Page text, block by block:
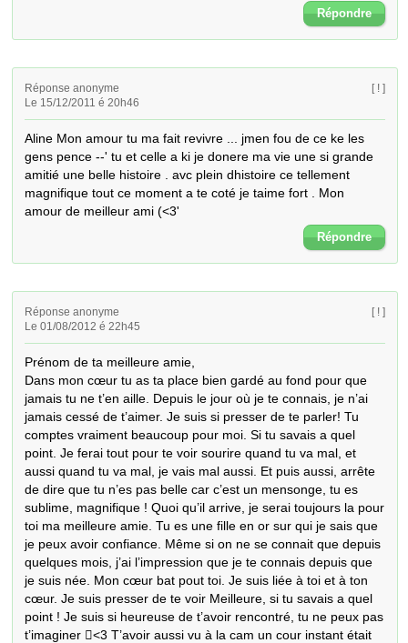
Répondre
Réponse anonyme
Le 15/12/2011 é 20h46
[ ! ]
Aline Mon amour tu ma fait revivre ... jmen fou de ce ke les
gens pence --' tu et celle a ki je donere ma vie une si grande
amitié une belle histoire . avc plein dhistoire ce tellement
magnifique tout ce moment a te coté je taime fort . Mon
amour de meilleur ami (<3'
Répondre
Réponse anonyme
Le 01/08/2012 é 22h45
[ ! ]
Prénom de ta meilleure amie,
Dans mon cœur tu as ta place bien gardé au fond pour que
jamais tu ne t’en aille. Depuis le jour où je te connais, je n’ai
jamais cessé de t’aimer. Je suis si presser de te parler! Tu
comptes vraiment beaucoup pour moi. Si tu savais a quel
point. Je ferai tout pour te voir sourire quand tu va mal, et
aussi quand tu va mal, je vais mal aussi. Et puis aussi, arrête
de dire que tu n’es pas belle car c’est un mensonge, tu es
sublime, magnifique ! Quoi qu’il arrive, je serai toujours la pour
toi ma meilleure amie. Tu es une fille en or sur qui je sais que
je peux avoir confiance. Même si on ne se connait que depuis
quelques mois, j’ai l’impression que je te connais depuis que
je suis née. Mon cœur bat pout toi. Je suis liée à toi et à ton
cœur. Je suis presser de te voir Meilleure, si tu savais a quel
point ! Je suis si heureuse de t’avoir rencontré, tu ne peux pas
t’imaginer <3 T’avoir aussi vu à la cam un cour instant était